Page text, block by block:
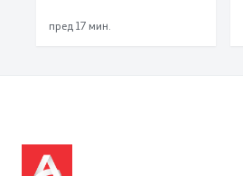
историски најниско
пред 17 мин.